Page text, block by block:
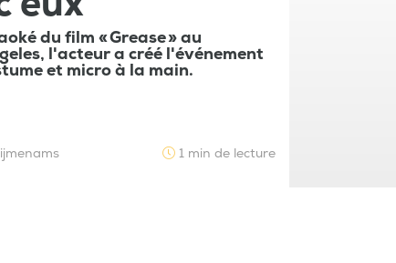
du film « Grease » au
l'acteur a créé l'événement
et micro à la main.
1 min de lecture